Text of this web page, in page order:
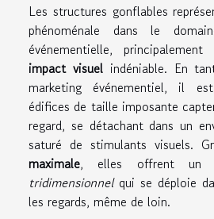
Les structures gonflables
phénoménale dans le
événementielle,
impact visuelindéniable. En
marketing événementiel, il
édifices de taille imposante
regard, se détachant dans un
saturé de stimulants visuels.
maximale, elles offrent un
tridimensionnelqui se déploie
les regards, même de loin.